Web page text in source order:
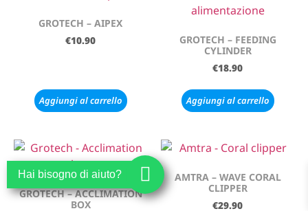
GROTECH – AIPEX
€10.90
Aggiungi al carrello
GROTECH – FEEDING
CYLINDER
€18.90
Aggiungi al carrello
GROTECH – ACCLIMATION
BOX
AMTRA – WAVE CORAL
CLIPPER
€29.90
Hai bisogno di aiuto?